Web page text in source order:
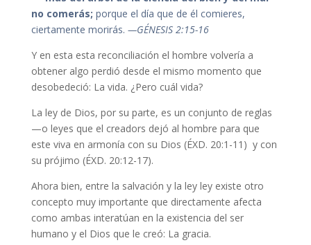
no comerás; porque el día que de él comieres,
ciertamente morirás. —GÉNESIS 2:15-16
Y en esta esta reconciliación el hombre volvería a
obtener algo perdió desde el mismo momento que
desobedeció: La vida. ¿Pero cuál vida?
La ley de Dios, por su parte, es un conjunto de reglas
—o leyes que el creadors dejó al hombre para que
este viva en armonía con su Dios (ÉXD. 20:1-11) y con
su prójimo (ÉXD. 20:12-17).
Ahora bien, entre la salvación y la ley ley existe otro
concepto muy importante que directamente afecta
como ambas interatúan en la existencia del ser
humano y el Dios que le creó: La gracia.